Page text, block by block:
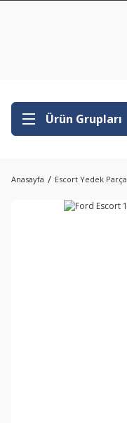
Ürün Grupları
Anasayfa Escort Yedek Parça